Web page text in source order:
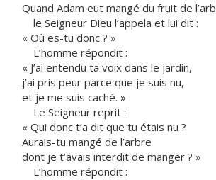
Quand Adam eut mangé du fruit de
le Seigneur Dieu l’appela et lui dit :
« Où es-tu donc ? »
L’homme répondit :
« J’ai entendu ta voix dans le jardin,
j’ai pris peur parce que je suis nu,
et je me suis caché. »
Le Seigneur reprit :
« Qui donc t’a dit que tu étais nu ?
Aurais-tu mangé de l’arbre
dont je t’avais interdit de manger ? »
L’homme répondit :